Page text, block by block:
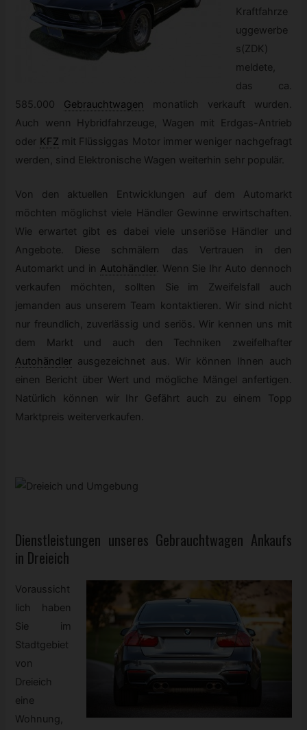
Kraftfahrze
uggewerbe
s(ZDK)
meldete,
das ca.
585.000
Gebrauchtwagen
monatlich verkauft wurden.
Auch wenn Hybridfahrzeuge, Wagen mit Erdgas-Antrieb
oder KFZ mit Flüssiggas Motor immer weniger nachgefragt
werden, sind Elektronische Wagen weiterhin sehr populär.
Von den aktuellen Entwicklungen auf dem Automarkt
möchten möglichst viele Händler Gewinne erwirtschaften.
Wie erwartet gibt es dabei viele unseriöse Händler und
Angebote. Diese schmälern das Vertrauen in den
Automarkt und in Autohändler. Wenn Sie Ihr Auto dennoch
verkaufen möchten, sollten Sie im Zweifelsfall auch
jemanden aus unserem Team kontaktieren. Wir sind nicht
nur freundlich, zuverlässig und seriös. Wir kennen uns mit
dem Markt und auch den Techniken zweifelhafter
Autohändler ausgezeichnet aus. Wir können Ihnen auch
einen Bericht über Wert und mögliche Mängel anfertigen.
Natürlich können wir Ihr Gefährt auch zu einem Topp
Marktpreis weiterverkaufen.
Dienstleistungen unseres Gebrauchtwagen Ankaufs
in Dreieich
Voraussicht
lich haben
Sie im
Stadtgebiet
von
Dreieich
eine
Wohnung,